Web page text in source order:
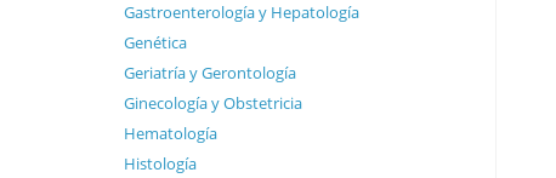
Gastroenterología y Hepatología
Genética
Geriatría y Gerontología
Ginecología y Obstetricia
Hematología
Histología